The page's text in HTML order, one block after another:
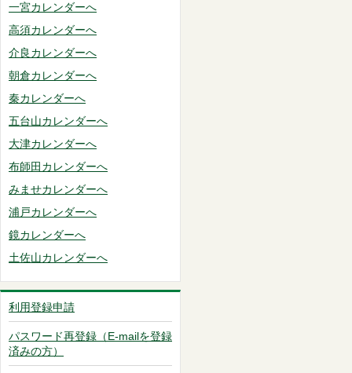
一宮カレンダーへ
高須カレンダーへ
介良カレンダーへ
朝倉カレンダーへ
秦カレンダーへ
五台山カレンダーへ
大津カレンダーへ
布師田カレンダーへ
みませカレンダーへ
浦戸カレンダーへ
鏡カレンダーへ
土佐山カレンダーへ
利用登録申請
パスワード再登録（E-mailを登録
済みの方）